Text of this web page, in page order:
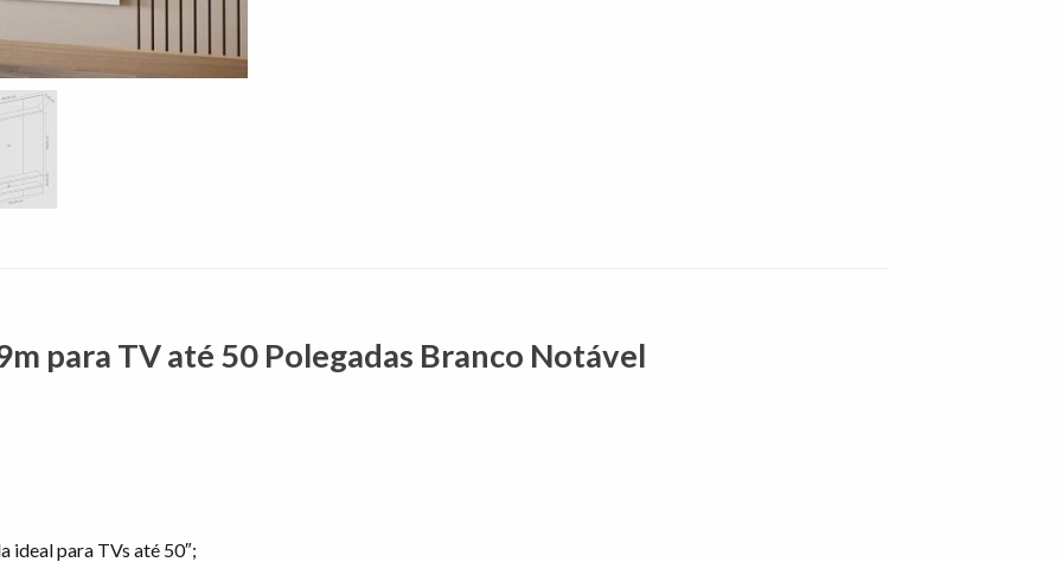
para TV até 50 Polegadas Branco Notável
ideal para TVs até 50″;